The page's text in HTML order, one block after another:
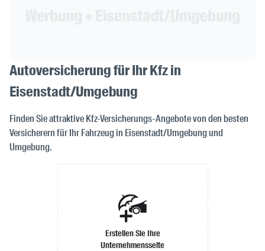
Autoversicherung für Ihr Kfz in
Eisenstadt/Umgebung
Finden Sie attraktive Kfz-Versicherungs-Angebote von den besten
Versicherern für Ihr Fahrzeug in Eisenstadt/Umgebung und
Umgebung.
Erstellen Sie Ihre
Unternehmensseite